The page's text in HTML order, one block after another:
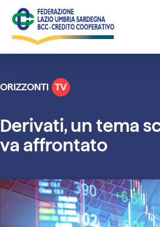
LA FEDERAZIONE
BANCHE
AGGIORNAMENTI
ORIZZONTI TV
Derivati, un tema
va affrontato